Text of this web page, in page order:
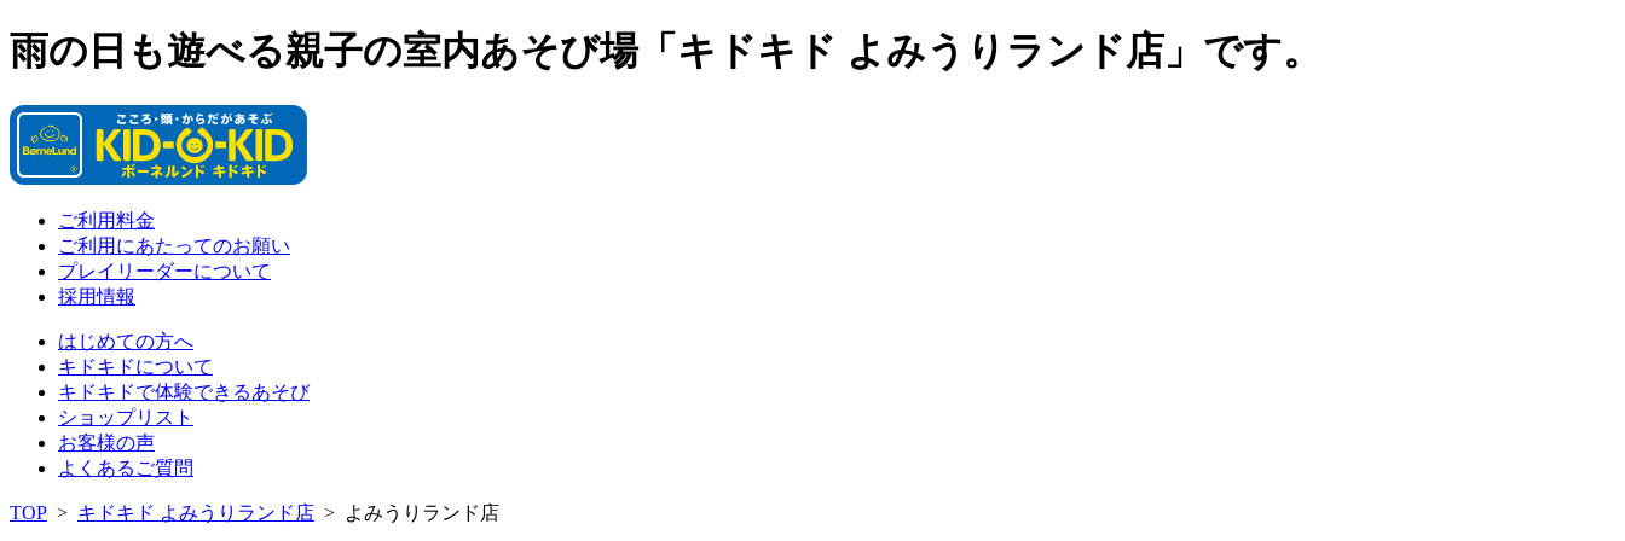
雨の日も遊べる親子の室内あそび場「キドキド よみうりランド店」です。
ご利用料金
ご利用にあたってのお願い
プレイリーダーについて
採用情報
はじめての方へ
キドキドについて
キドキドで体験できるあそび
ショップリスト
お客様の声
よくあるご質問
TOP > キドキド よみうりランド店 > よみうりランド店